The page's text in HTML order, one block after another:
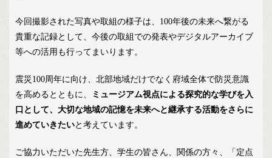
今回撮影された写真や取組の様子は、100年後の未来へ繋がる
貴重な記録として、今後の取組での発表やデジタルアーカイブ
等への活用も行ってまいります。
震災100周年に向け、北部地域だけでなく府域全体で防災意識
を高めるとともに、
ミュージアム視点による探究的な学びを入
口として、大切な地域の記憶を未来へと継承する活動をさらに
進めていきたいと考えています。
ご協力いただいた先生方、学生の皆さん、関係の方々、「定点